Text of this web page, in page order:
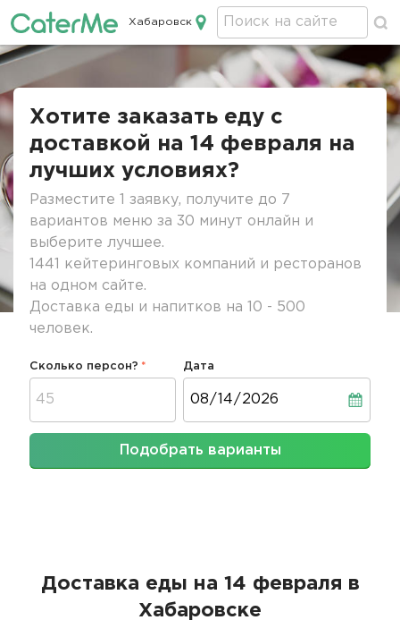
Кейтеринг в Хабаровске
Хабаровск
Строка
Хотите заказать еду с
доставкой на 14 февраля на
лучших условиях?
Разместите 1 заявку, получите до 7
вариантов меню за 30 минут онлайн и
выберите лучшее.
1441 кейтеринговых компаний и ресторанов
на одном сайте.
Доставка еды и напитков на 10 - 500
человек.
Сколько персон? Дата
Подобрать варианты
Доставка еды на 14 февраля в
Хабаровске